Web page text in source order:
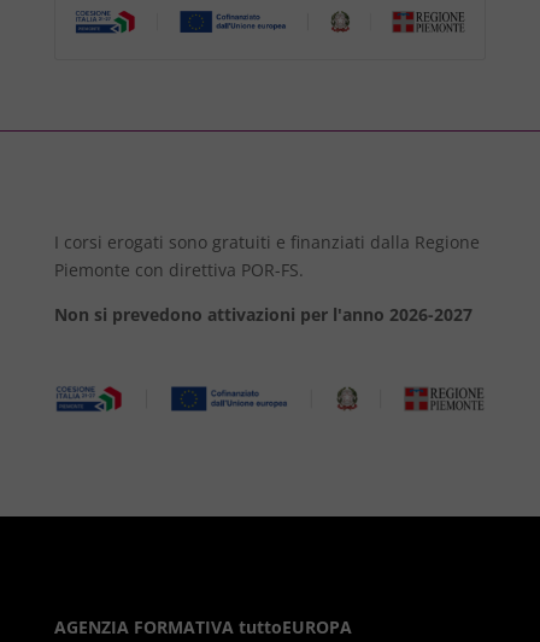
I corsi erogati sono gratuiti e finanziati dalla Regione
Piemonte con direttiva POR-FS.
Non si prevedono attivazioni per l'anno 2026-2027
AGENZIA FORMATIVA tuttoEUROPA